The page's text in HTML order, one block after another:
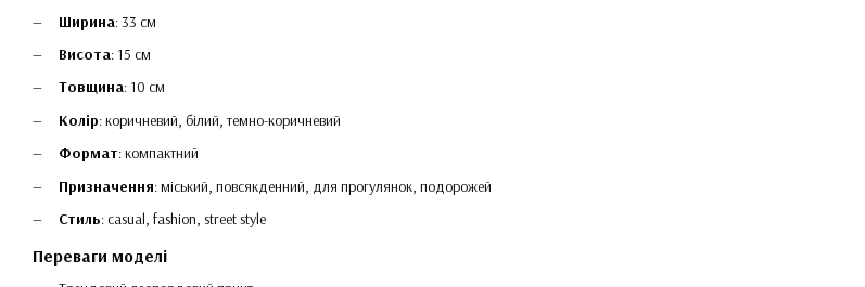
Ширина: 33 см
Висота: 15 см
Товщина: 10 см
Колір: коричневий, білий, темно-коричневий
Формат: компактний
Призначення: міський, повсякденний, для прогулянок, подорожей
Стиль: casual, fashion, street style
Переваги моделі